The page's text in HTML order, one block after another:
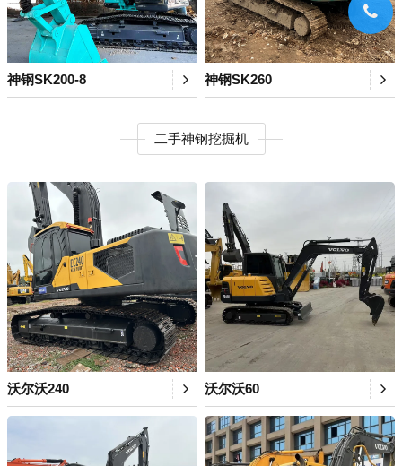
神钢SK200-8 神钢SK260
二手神钢挖掘机
沃尔沃240 沃尔沃60